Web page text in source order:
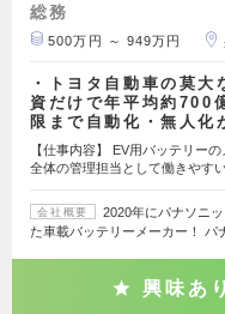
総務
500万円 ～ 949万円
・トヨタ自動車の莫大
資だけで年平均約700
限まで自動化・無人化
【仕事内容】 EV用バッテリー
全体の管理担当として働きやす
会社概要
2020年にパナソニ
た車載バッテリーメーカー！ パ
興味あり